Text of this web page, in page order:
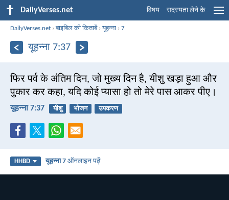
DailyVerses.net विषय सदस्यता लेने के
DailyVerses.net ›बाइबिल की किताबें›यूहन्ना ›7
यूहन्ना 7:37
फिर पर्व के अंतिम दिन, जो मुख्य दिन है, यीशु खड़ा हुआ और
पुकार कर कहा, यदि कोई प्यासा हो तो मेरे पास आकर पीए।
यूहन्ना 7:37 यीशु भोजन उपकरण
HHBD यूहन्ना 7 ऑनलाइन पढ़ें